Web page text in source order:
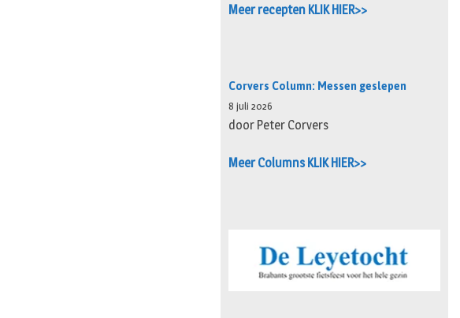
Meer recepten KLIK HIER>>
Corvers Column: Messen geslepen
8 juli 2026
door Peter Corvers
Meer Columns KLIK HIER>>